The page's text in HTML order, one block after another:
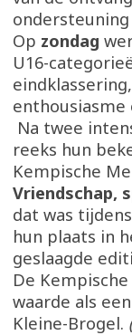
ondersteuning
Op zondag
U16-
enthousiasme
Na twee
reeks hun
Kempische
Vriendschap,
dat was
hun plaats in
geslaagde
De
waarde als
Kleine-Brogel.